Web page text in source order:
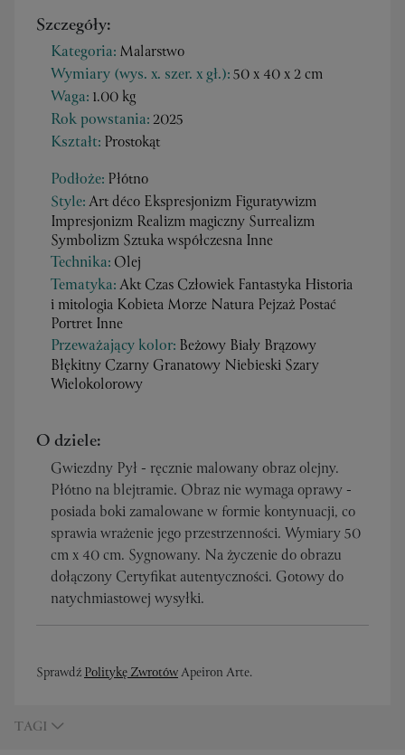
Szczegóły:
Kategoria: Malarstwo
Wymiary (wys. x. szer. x gł.):50 x 40 x 2 cm
Waga: 1.00 kg
Rok powstania:2025
Kształt: Prostokąt
Podłoże: Płótno
Style:Art déco Ekspresjonizm Figuratywizm
Impresjonizm Realizm magiczny Surrealizm
Symbolizm Sztuka współczesna Inne
Technika: Olej
Tematyka:Akt Czas Człowiek Fantastyka Historia
i mitologia Kobieta Morze Natura Pejzaż Postać
Portret Inne
Przeważający kolor: Beżowy Biały Brązowy
Błękitny Czarny Granatowy Niebieski Szary
Wielokolorowy
O dziele:
Gwiezdny Pył - ręcznie malowany obraz olejny.
Płótno na blejtramie. Obraz nie wymaga oprawy -
posiada boki zamalowane w formie kontynuacji, co
sprawia wrażenie jego przestrzenności. Wymiary 50
cm x 40 cm. Sygnowany. Na życzenie do obrazu
dołączony Certyfikat autentyczności. Gotowy do
natychmiastowej wysyłki.
SprawdźPolitykę ZwrotówApeiron Arte.
TAGI